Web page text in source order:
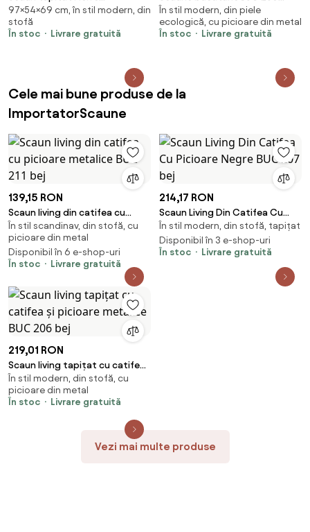
negru/silver - H97 cm
97×54×69 cm, în stil modern, din
stofă
În stoc
Livrare gratuită
negru
În stil modern, din piele
ecologică, cu picioare din metal
În stoc
Livrare gratuită
Cele mai bune produse de la
ImportatorScaune
139,15 RON
Scaun living din catifea cu
picioare metalice BUC 211 bej
În stil scandinav, din stofă, cu
picioare din metal
Disponibil în 6 e-shop-uri
În stoc
Livrare gratuită
214,17 RON
Scaun Living Din Catifea Cu
Picioare Negre BUC 207 bej
În stil modern, din stofă, tapițat
Disponibil în 3 e-shop-uri
În stoc
Livrare gratuită
219,01 RON
Scaun living tapițat cu catifea
și picioare metalice BUC 206
bej
În stil modern, din stofă, cu
picioare din metal
În stoc
Livrare gratuită
Vezi mai multe produse